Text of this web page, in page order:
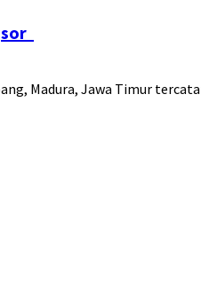
Madura, Jawa Timur